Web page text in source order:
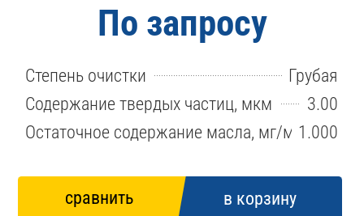
По запросу
Степень очистки
Грубая
Содержание твердых частиц, мкм
3.00
Остаточное содержание масла, мг/м31.000